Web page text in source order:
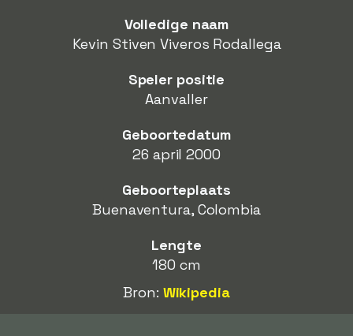
Volledige naam
Kevin Stiven Viveros Rodallega
Speler positie
Aanvaller
Geboortedatum
26 april 2000
Geboorteplaats
Buenaventura, Colombia
Lengte
180 cm
Bron: Wikipedia